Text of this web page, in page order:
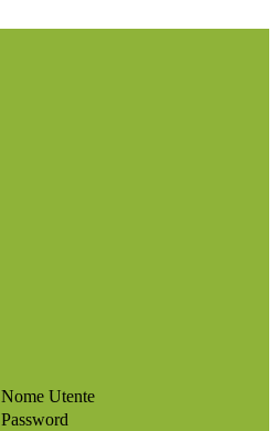
Nome Utente
Password